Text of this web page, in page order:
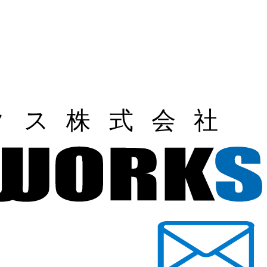
ユニークワークス株式会社